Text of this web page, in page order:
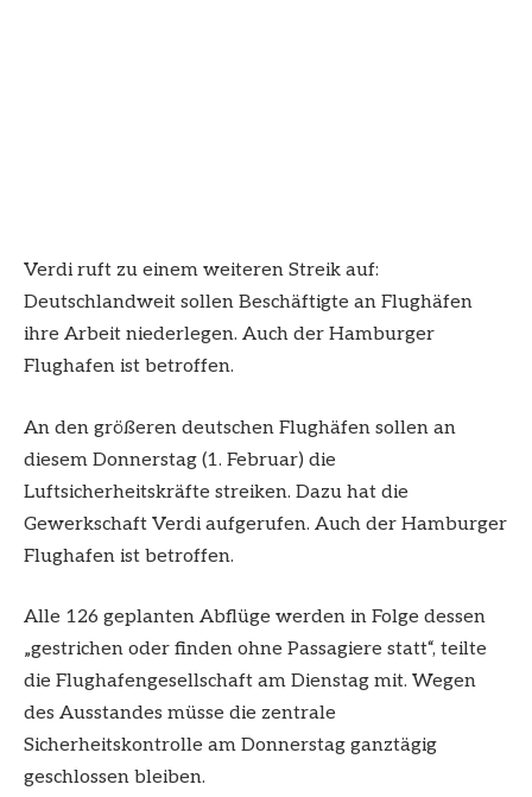
Verdi ruft zu einem weiteren Streik auf:
Deutschlandweit sollen Beschäftigte an Flughäfen
ihre Arbeit niederlegen. Auch der Hamburger
Flughafen ist betroffen.
An den größeren deutschen Flughäfen sollen an
diesem Donnerstag (1. Februar) die
Luftsicherheitskräfte streiken. Dazu hat die
Gewerkschaft Verdi aufgerufen. Auch der Hamburger
Flughafen ist betroffen.
Alle 126 geplanten Abflüge werden in Folge dessen
„gestrichen oder finden ohne Passagiere statt“, teilte
die Flughafengesellschaft am Dienstag mit. Wegen
des Ausstandes müsse die zentrale
Sicherheitskontrolle am Donnerstag ganztägig
geschlossen bleiben.